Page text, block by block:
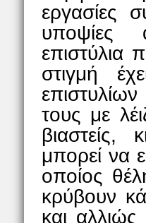
εργασίες
υποψίες
επιστύλια
στιγμή
τους με
βιαστείς,
μπορεί να
οποίος
κρύβουν
και